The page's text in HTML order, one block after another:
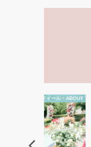
勉強法・参考書